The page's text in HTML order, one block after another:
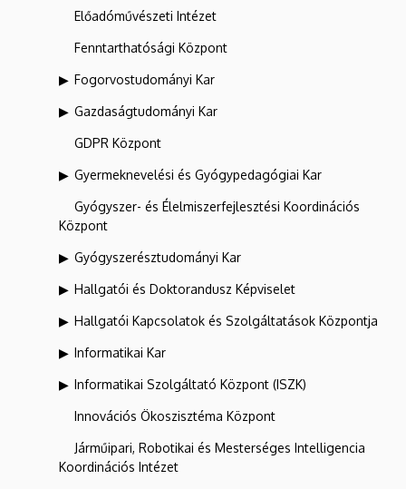
Előadóművészeti Intézet
Fenntarthatósági Központ
Fogorvostudományi Kar
Gazdaságtudományi Kar
GDPR Központ
Gyermeknevelési és Gyógypedagógiai Kar
Gyógyszer- és Élelmiszerfejlesztési Koordinációs
Központ
Gyógyszerésztudományi Kar
Hallgatói és Doktorandusz Képviselet
Hallgatói Kapcsolatok és Szolgáltatások Központja
Informatikai Kar
Informatikai Szolgáltató Központ (ISZK)
Innovációs Ökoszisztéma Központ
Járműipari, Robotikai és Mesterséges Intelligencia
Koordinációs Intézet